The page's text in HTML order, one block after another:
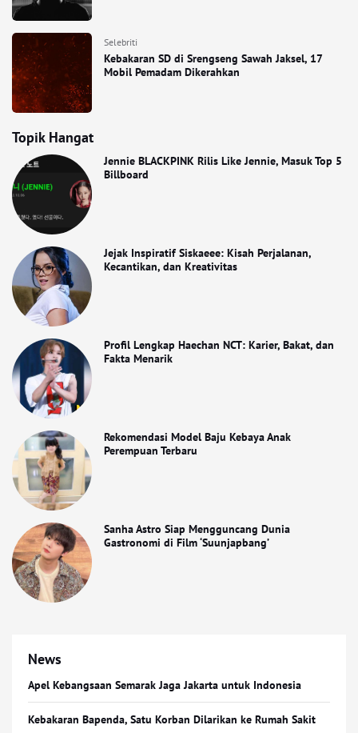
Selebriti
Kebakaran SD di Srengseng Sawah Jaksel, 17
Mobil Pemadam Dikerahkan
Topik Hangat
Jennie BLACKPINK Rilis Like Jennie, Masuk Top 5
Billboard
Jejak Inspiratif Siskaeee: Kisah Perjalanan,
Kecantikan, dan Kreativitas
Profil Lengkap Haechan NCT: Karier, Bakat, dan
Fakta Menarik
Rekomendasi Model Baju Kebaya Anak
Perempuan Terbaru
Sanha Astro Siap Mengguncang Dunia
Gastronomi di Film ‘Suunjapbang’
News
Apel Kebangsaan Semarak Jaga Jakarta untuk Indonesia
Kebakaran Bapenda, Satu Korban Dilarikan ke Rumah Sakit